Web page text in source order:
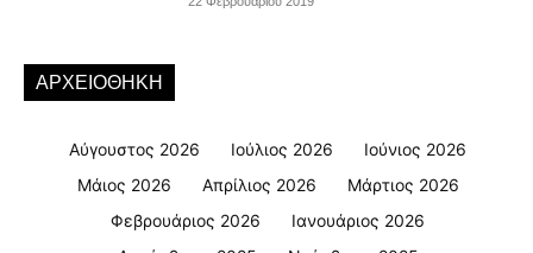
ΑΡΧΕΙΟΘΗΚΗ
Αύγουστος 2026 Ιούλιος 2026
Ιούνιος 2026
Μάιος 2026
Απρίλιος 2026
Μάρτιος 2026
Φεβρουάριος 2026
Ιανουάριος 2026